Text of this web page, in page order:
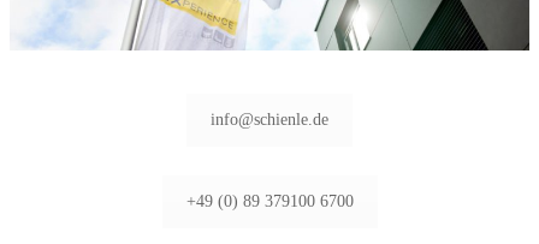
info@schienle.de
+49 (0) 89 379100 6700